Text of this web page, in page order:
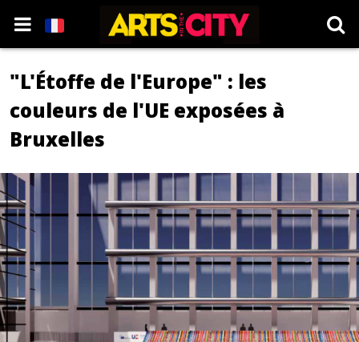
"L'Étoffe de l'Europe" : les
couleurs de l'UE exposées à
Bruxelles